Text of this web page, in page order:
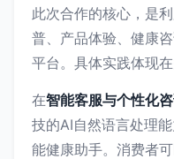
此次合作的核心，是
普、产品体验、健康
平台。具体实践体现在
在智能客服与个性化
技的AI自然语言处理
能健康助手。消费者